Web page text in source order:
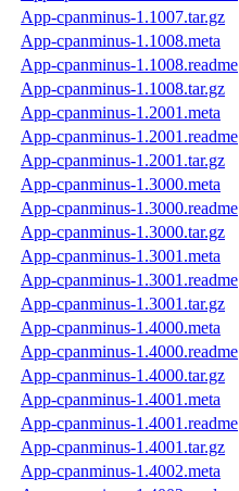
App-cpanminus-1.1007.tar.gz
App-cpanminus-1.1008.meta
App-cpanminus-1.1008.readme
App-cpanminus-1.1008.tar.gz
App-cpanminus-1.2001.meta
App-cpanminus-1.2001.readme
App-cpanminus-1.2001.tar.gz
App-cpanminus-1.3000.meta
App-cpanminus-1.3000.readme
App-cpanminus-1.3000.tar.gz
App-cpanminus-1.3001.meta
App-cpanminus-1.3001.readme
App-cpanminus-1.3001.tar.gz
App-cpanminus-1.4000.meta
App-cpanminus-1.4000.readme
App-cpanminus-1.4000.tar.gz
App-cpanminus-1.4001.meta
App-cpanminus-1.4001.readme
App-cpanminus-1.4001.tar.gz
App-cpanminus-1.4002.meta